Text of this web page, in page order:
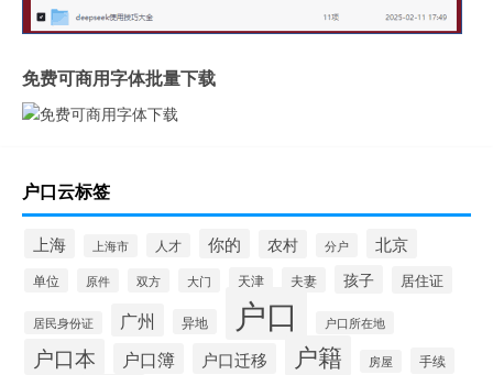
免费可商用字体批量下载
户口云标签
上海 上海市 人才 你的 农村 分户 北京
单位 原件 双方 大门 天津 夫妻 孩子 居住证
居民身份证 广州 异地 户口 户口所在地
户口本 户口簿 户口迁移 户籍 房屋 手续